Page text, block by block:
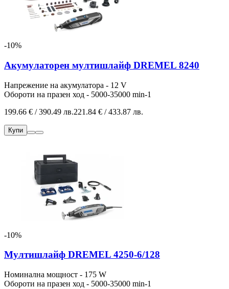
-10%
Акумулаторен мултишлайф DREMEL 8240
Напрежение на акумулатора - 12 V
Обороти на празен ход - 5000-35000 min-1
199.66 € / 390.49 лв.221.84 € / 433.87 лв.
Купи
-10%
Мултишлайф DREMEL 4250-6/128
Номинална мощност - 175 W
Обороти на празен ход - 5000-35000 min-1